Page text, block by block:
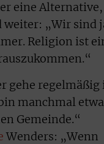
eine Alternative,
weiter: „Wir sind
Religion ist
gehe regelmäßig
manchmal
Gemeinde.“
Wenders: „Wenn